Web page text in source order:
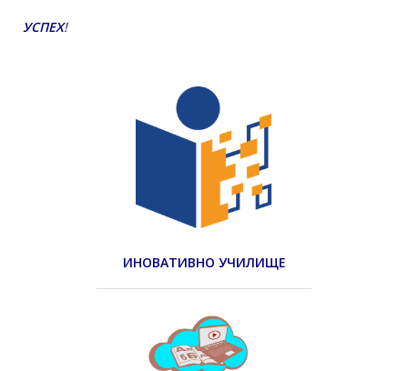
УСПЕХ!
ИНОВАТИВНО УЧИЛИЩЕ